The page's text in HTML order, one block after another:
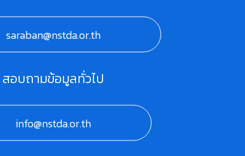
saraban@nstda.or.th
สอบถามข้อมูลทั่วไป
info@nstda.or.th